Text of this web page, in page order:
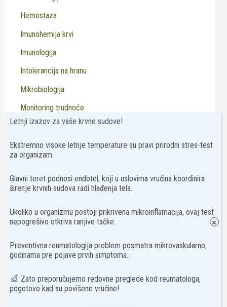
Hemostaza
Imunohemija krvi
Imunologija
Intolerancija na hranu
Mikrobiologija
Monitoring trudnoće
Paneli
PCR
Humana genetika
PCR mikrobiologija
Specijalistički pregled
Pedijatrija
Psihijatrija
Reumatologija
Transfuziologija
Letnji izazov za vaše krvne sudove!
Ekstremno visoke letnje temperature su pravi prirodni stres-test
za organizam.
Glavni teret podnosi endotel, koji u uslovima vrućina koordinira
širenje krvnih sudova radi hlađenja tela.
Ukoliko u organizmu postoji prikrivena mikroinflamacija, ovaj test
nepogrešivo otkriva ranjive tačke.
Preventivna reumatologija problem posmatra mikrovaskularno,
godinama pre pojave prvih simptoma.
Zato preporučujemo redovne preglede kod reumatologa,
pogotovo kad su povišene vrućine!
×